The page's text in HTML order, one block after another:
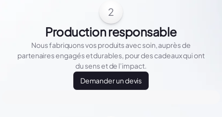
2
Production responsable
Nous fabriquons vos produits avec soin, auprès de
partenaires engagés et durables, pour des cadeaux qui ont
du sens et de l’impact.
Demander un devis